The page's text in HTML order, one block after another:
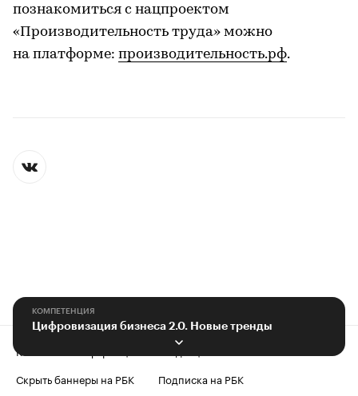
познакомиться с нацпроектом
«Производительность труда» можно
на платформе: производительность.рф.
КОМПЕТЕНЦИЯ
Цифровизация бизнеса 2.0. Новые тренды
Контактная информация
Редакция
Скрыть баннеры на РБК
Подписка на РБК